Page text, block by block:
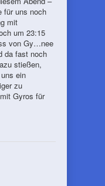
für uns noch
mit
um 23:15
von Gy…nee
da fast noch
stießen,
ein
zu
Gyros für